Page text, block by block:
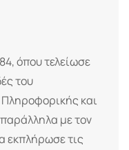
όπου τελείωσε
του
και
με τον
εκπλήρωσε τις